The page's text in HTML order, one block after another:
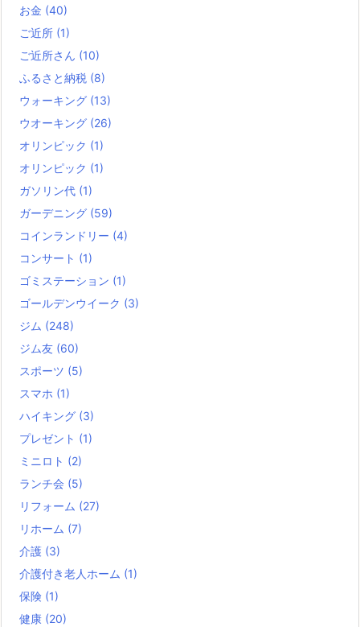
お金 (40)
ご近所 (1)
ご近所さん (10)
ふるさと納税 (8)
ウォーキング (13)
ウオーキング (26)
オリンピック (1)
オリンピック (1)
ガソリン代 (1)
ガーデニング (59)
コインランドリー (4)
コンサート (1)
ゴミステーション (1)
ゴールデンウイーク (3)
ジム (248)
ジム友 (60)
スポーツ (5)
スマホ (1)
ハイキング (3)
プレゼント (1)
ミニロト (2)
ランチ会 (5)
リフォーム (27)
リホーム (7)
介護 (3)
介護付き老人ホーム (1)
保険 (1)
健康 (20)